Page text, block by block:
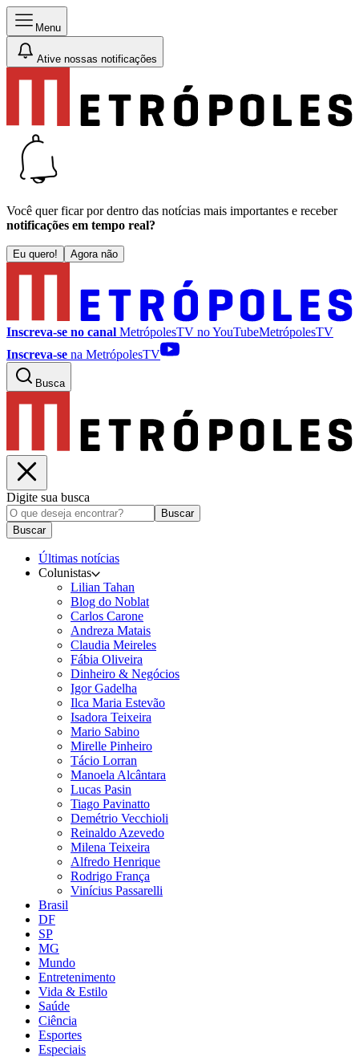
Menu
Ative nossas notificações
Você quer ficar por dentro das notícias mais importantes e receber
notificações em tempo real?
Eu quero! Agora não
Inscreva-se no canal MetrópolesTV noYouTubeMetrópolesTV
Inscreva-se na MetrópolesTV
Busca
Digite sua busca
Buscar
Buscar
Últimas notícias
Colunistas
Lilian Tahan
Blog do Noblat
Carlos Carone
Andreza Matais
Claudia Meireles
Fábia Oliveira
Dinheiro & Negócios
Igor Gadelha
Ilca Maria Estevão
Isadora Teixeira
Mario Sabino
Mirelle Pinheiro
Tácio Lorran
Manoela Alcântara
Lucas Pasin
Tiago Pavinatto
Demétrio Vecchioli
Reinaldo Azevedo
Milena Teixeira
Alfredo Henrique
Rodrigo França
Vinícius Passarelli
Brasil
DF
SP
MG
Mundo
Entretenimento
Vida & Estilo
Saúde
Ciência
Esportes
Especiais